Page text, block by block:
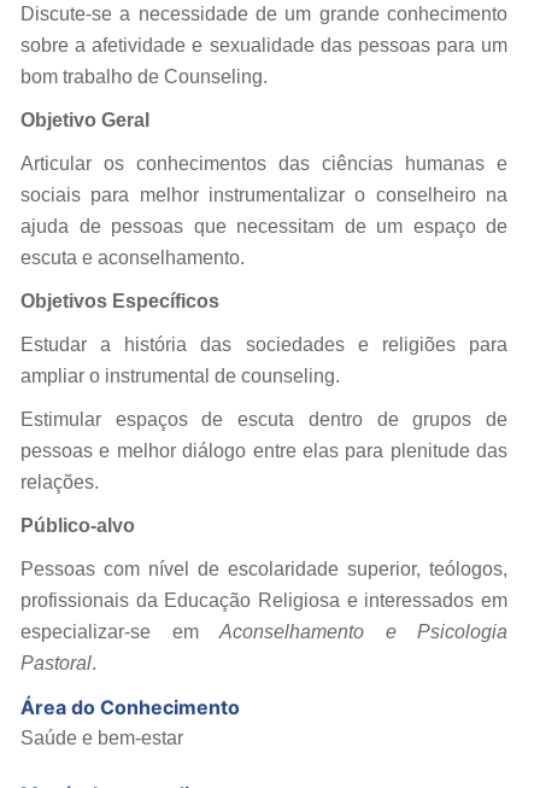
Discute-se a necessidade de um grande conhecimento
sobre a afetividade e sexualidade das pessoas para um
bom trabalho de Counseling.
Objetivo Geral
Articular os conhecimentos das ciências humanas e
sociais para melhor instrumentalizar o conselheiro na
ajuda de pessoas que necessitam de um espaço de
escuta e aconselhamento.
Objetivos Específicos
Estudar a história das sociedades e religiões para
ampliar o instrumental de counseling.
Estimular espaços de escuta dentro de grupos de
pessoas e melhor diálogo entre elas para plenitude das
relações.
Público-alvo
Pessoas com nível de escolaridade superior, teólogos,
profissionais da Educação Religiosa e interessados em
especializar-se em Aconselhamento e Psicologia
Pastoral.
Área do Conhecimento
Saúde e bem-estar